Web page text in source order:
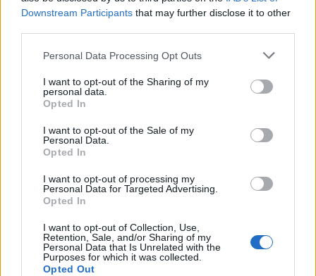
Downstream Participants that may further disclose it to other
Personal Data Processing Opt Outs
I want to opt-out of the Sharing of my
personal data.
Opted In
I want to opt-out of the Sale of my
Personal Data.
Opted In
I want to opt-out of processing my
Personal Data for Targeted Advertising.
Opted In
I want to opt-out of Collection, Use,
Retention, Sale, and/or Sharing of my
Personal Data that Is Unrelated with the
Purposes for which it was collected.
Opted Out
δισ. δολαρίων - Η δήλωση του Sir
Στέλιου Χατζηιωάννου
πλατφόρμα myBusinessSupport
06/08/26|18:07
δραστηριότητά του στην ΑΙ με
την απόκτηση πλειοψηφικού
06/08/26|17:45
ΕΥΑΘ: Αποκτά νέες